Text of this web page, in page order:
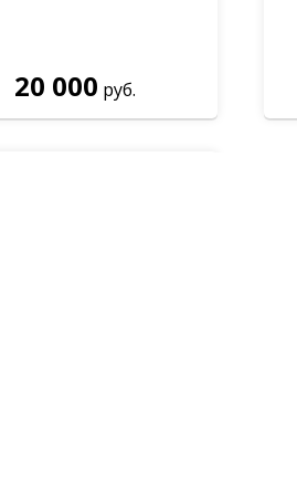
20 000 руб.